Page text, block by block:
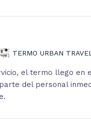
TERMO URBAN
el termo llego en
del personal